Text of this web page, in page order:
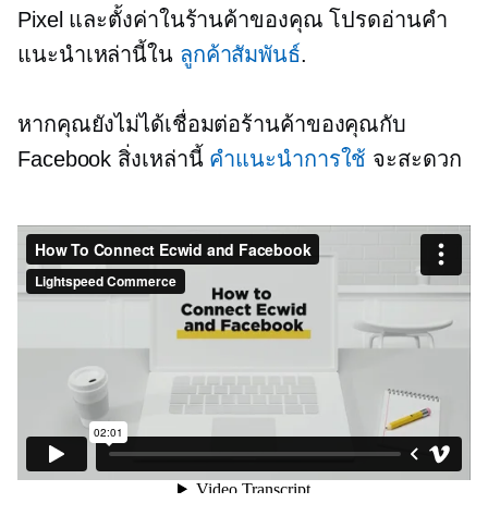
Pixel และตั้งค่าในร้านค้าของคุณ โปรดอ่านคำ
แนะนำเหล่านี้ใน ลูกค้าสัมพันธ์.
หากคุณยังไม่ได้เชื่อมต่อร้านค้าของคุณกับ
Facebook สิ่งเหล่านี้ คำแนะนำการใช้ จะสะดวก